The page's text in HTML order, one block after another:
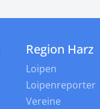
Region Harz
Loipen
Loipenreporter
Vereine